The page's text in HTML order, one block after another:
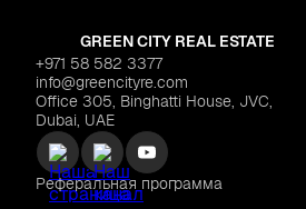
GREEN CITY REAL ESTATE
+971 58 582 3377
info@greencityre.com
Office 305, Binghatti House, JVC,
Dubai, UAE
Реферальная программа